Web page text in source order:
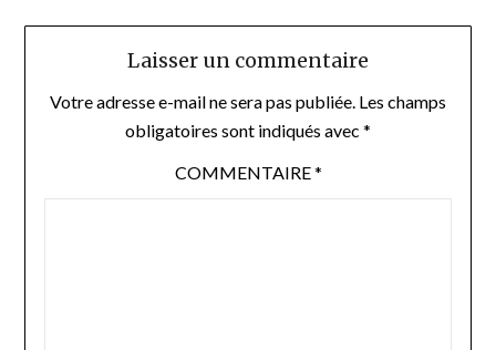
Laisser un commentaire
Votre adresse e-mail ne sera pas publiée. Les champs
obligatoires sont indiqués avec *
COMMENTAIRE*